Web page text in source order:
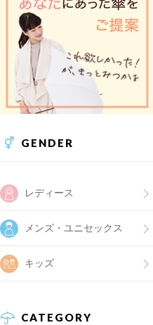
GENDER
レディース
メンズ・ユニセックス
キッズ
CATEGORY